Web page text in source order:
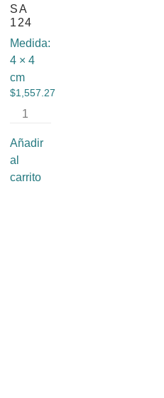
SA
124
Medida:
4 × 4
cm
$1,557.27
Añadir
al
carrito